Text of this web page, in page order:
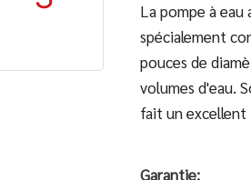
La pompe à
spécialement
pouces de
volumes d'eau.
fait un excellent
Garantie: